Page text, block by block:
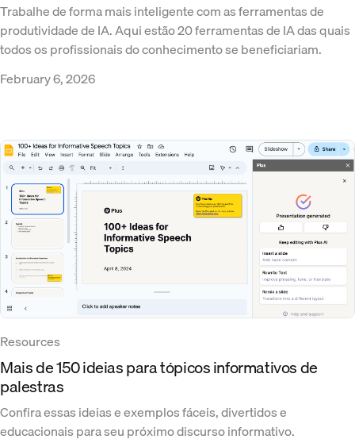
Trabalhe de forma mais inteligente com as ferramentas de
produtividade de IA. Aqui estão 20 ferramentas de IA das quais
todos os profissionais do conhecimento se beneficiariam.
February 6, 2026
Resources
Mais de 150 ideias para tópicos informativos de
palestras
Confira essas ideias e exemplos fáceis, divertidos e
educacionais para seu próximo discurso informativo.